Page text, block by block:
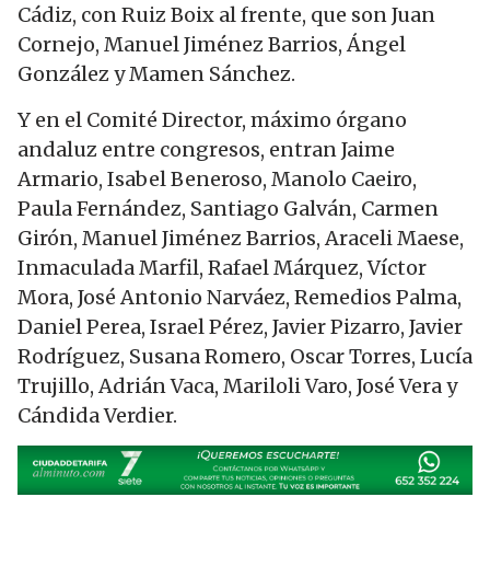
Cádiz, con Ruiz Boix al frente, que son Juan
Cornejo, Manuel Jiménez Barrios, Ángel
González y Mamen Sánchez.
Y en el Comité Director, máximo órgano
andaluz entre congresos, entran Jaime
Armario, Isabel Beneroso, Manolo Caeiro,
Paula Fernández, Santiago Galván, Carmen
Girón, Manuel Jiménez Barrios, Araceli Maese,
Inmaculada Marfil, Rafael Márquez, Víctor
Mora, José Antonio Narváez, Remedios Palma,
Daniel Perea, Israel Pérez, Javier Pizarro, Javier
Rodríguez, Susana Romero, Oscar Torres, Lucía
Trujillo, Adrián Vaca, Mariloli Varo, José Vera y
Cándida Verdier.